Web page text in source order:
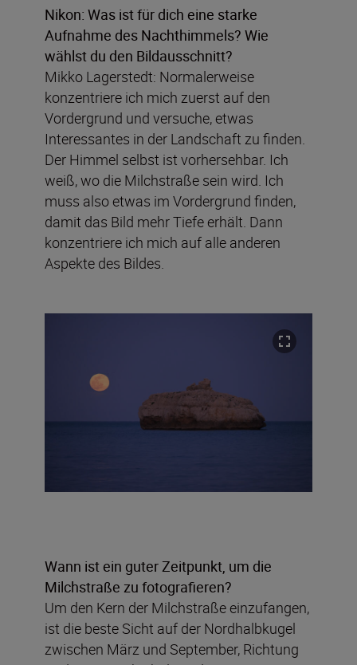
Nikon: Was ist für dich eine starke
Aufnahme des Nachthimmels? Wie
wählst du den Bildausschnitt?
Mikko Lagerstedt: Normalerweise
konzentriere ich mich zuerst auf den
Vordergrund und versuche, etwas
Interessantes in der Landschaft zu finden.
Der Himmel selbst ist vorhersehbar. Ich
weiß, wo die Milchstraße sein wird. Ich
muss also etwas im Vordergrund finden,
damit das Bild mehr Tiefe erhält. Dann
konzentriere ich mich auf alle anderen
Aspekte des Bildes.
Wann ist ein guter Zeitpunkt, um die
Milchstraße zu fotografieren?
Um den Kern der Milchstraße einzufangen,
ist die beste Sicht auf der Nordhalbkugel
zwischen März und September, Richtung